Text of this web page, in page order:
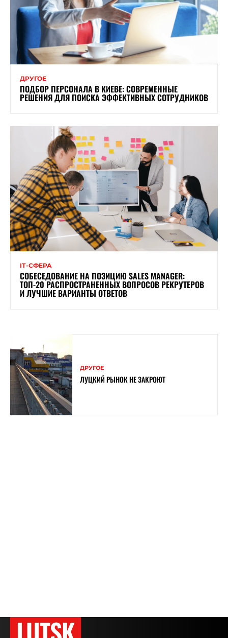
ДРУГОЕ
ПОДБОР ПЕРСОНАЛА В КИЕВЕ: СОВРЕМЕННЫЕ
РЕШЕНИЯ ДЛЯ ПОИСКА ЭФФЕКТИВНЫХ СОТРУДНИКОВ
ІТ-СФЕРА
СОБЕСЕДОВАНИЕ НА ПОЗИЦИЮ SALES MANAGER:
ТОП-20 РАСПРОСТРАНЕННЫХ ВОПРОСОВ РЕКРУТЕРОВ
И ЛУЧШИЕ ВАРИАНТЫ ОТВЕТОВ
ДРУГОЕ
ЛУЦКИЙ РЫНОК НЕ ЗАКРОЮТ